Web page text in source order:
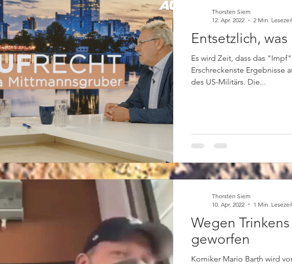
Entsetzlich,
Es wird Zeit, dass das
Erschreckenste Ergebnisse
des US-Militärs. Die...
Thorsten Siem
12. Apr. 2022
2 Min.
Wegen
geworfen
Komiker Mario Barth wird
Thorsten Siem
10. Apr. 2022
1 Min.